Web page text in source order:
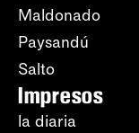
Maldonado
Paysandú
Salto
Impresos
la diaria